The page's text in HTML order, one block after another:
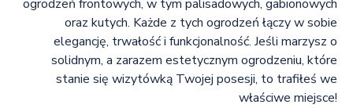
ogrodzeń frontowych, w tym palisadowych, gabionowych
oraz kutych. Każde z tych ogrodzeń łączy w sobie
elegancję, trwałość i funkcjonalność. Jeśli marzysz o
solidnym, a zarazem estetycznym ogrodzeniu, które
stanie się wizytówką Twojej posesji, to trafiłeś we
właściwe miejsce!